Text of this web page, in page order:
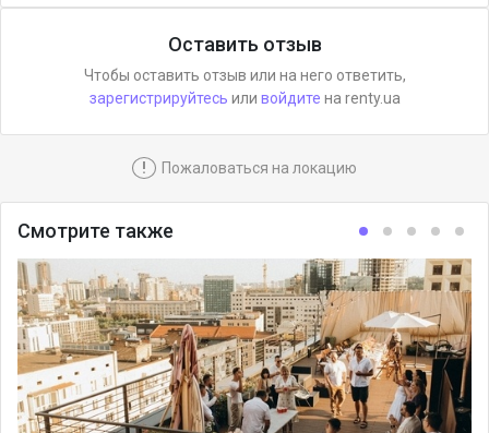
Оставить отзыв
Чтобы оставить отзыв или на него ответить,
зарегистрируйтесь или войдите на renty.ua
! Пожаловаться на локацию
Смотрите также